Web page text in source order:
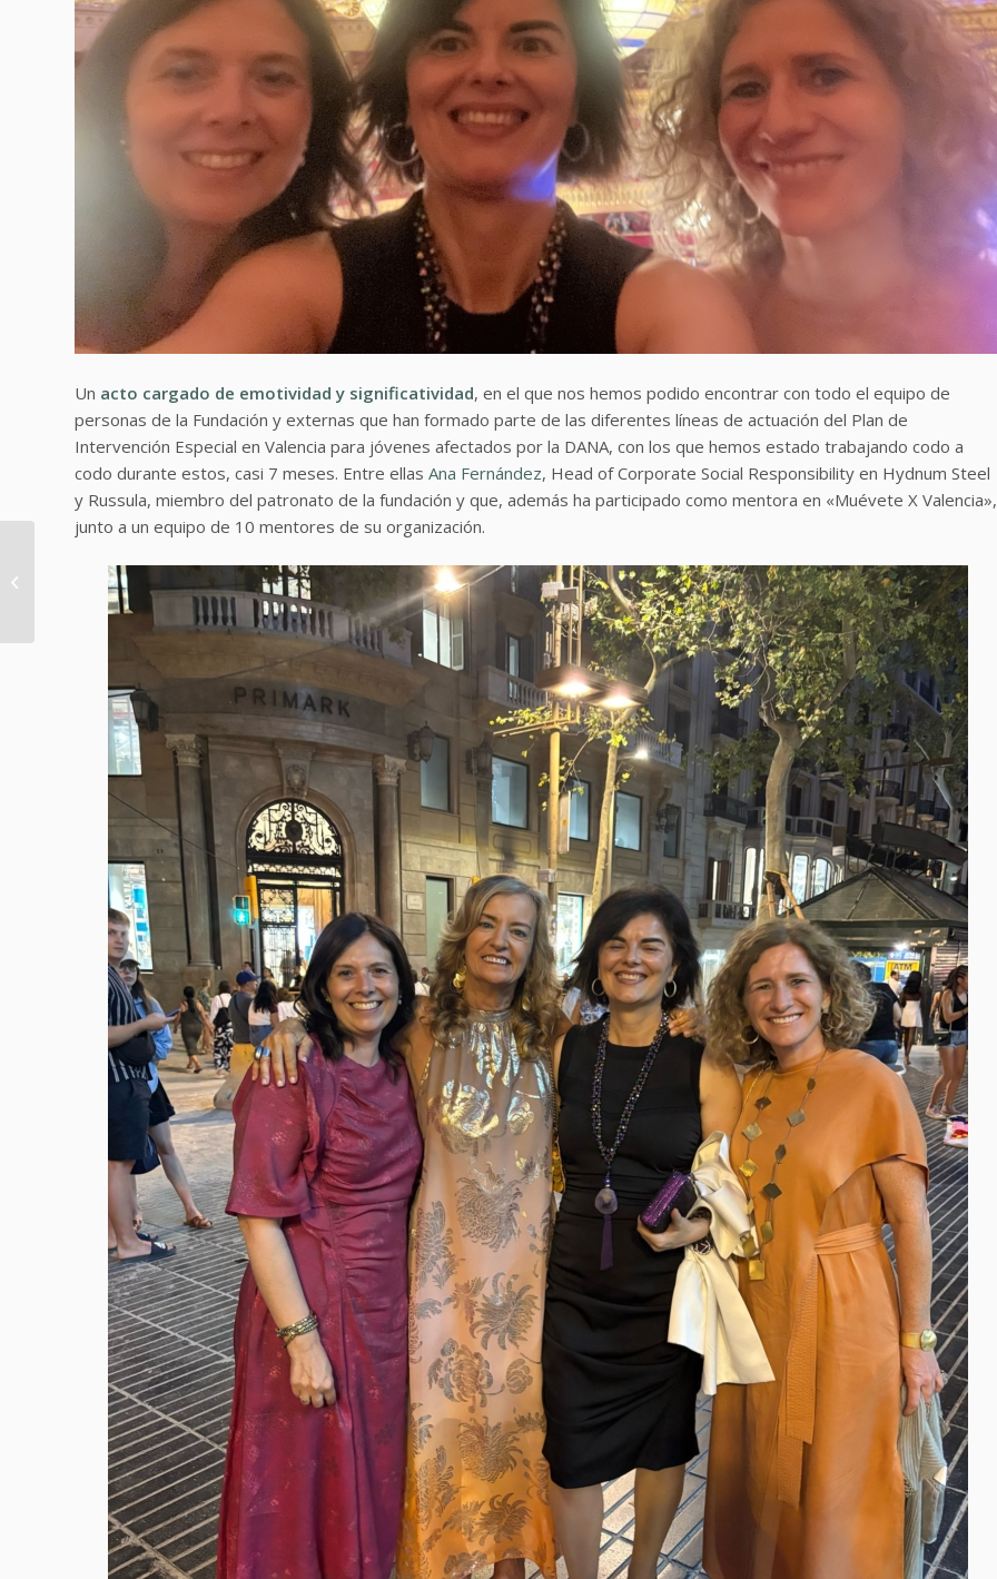
Un acto cargado de emotividad y significatividad, en el que nos hemos podido encontrar con todo el equipo de
personas de la Fundación y externas que han formado parte de las diferentes líneas de actuación del Plan de
Intervención Especial en Valencia para jóvenes afectados por la DANA, con los que hemos estado trabajando codo a
codo durante estos, casi 7 meses. Entre ellas Ana Fernández, Head of Corporate Social Responsibility en Hydnum Steel
y Russula, miembro del patronato de la fundación y que, además ha participado como mentora en «Muévete X Valencia»,
junto a un equipo de 10 mentores de su organización.
personal en el